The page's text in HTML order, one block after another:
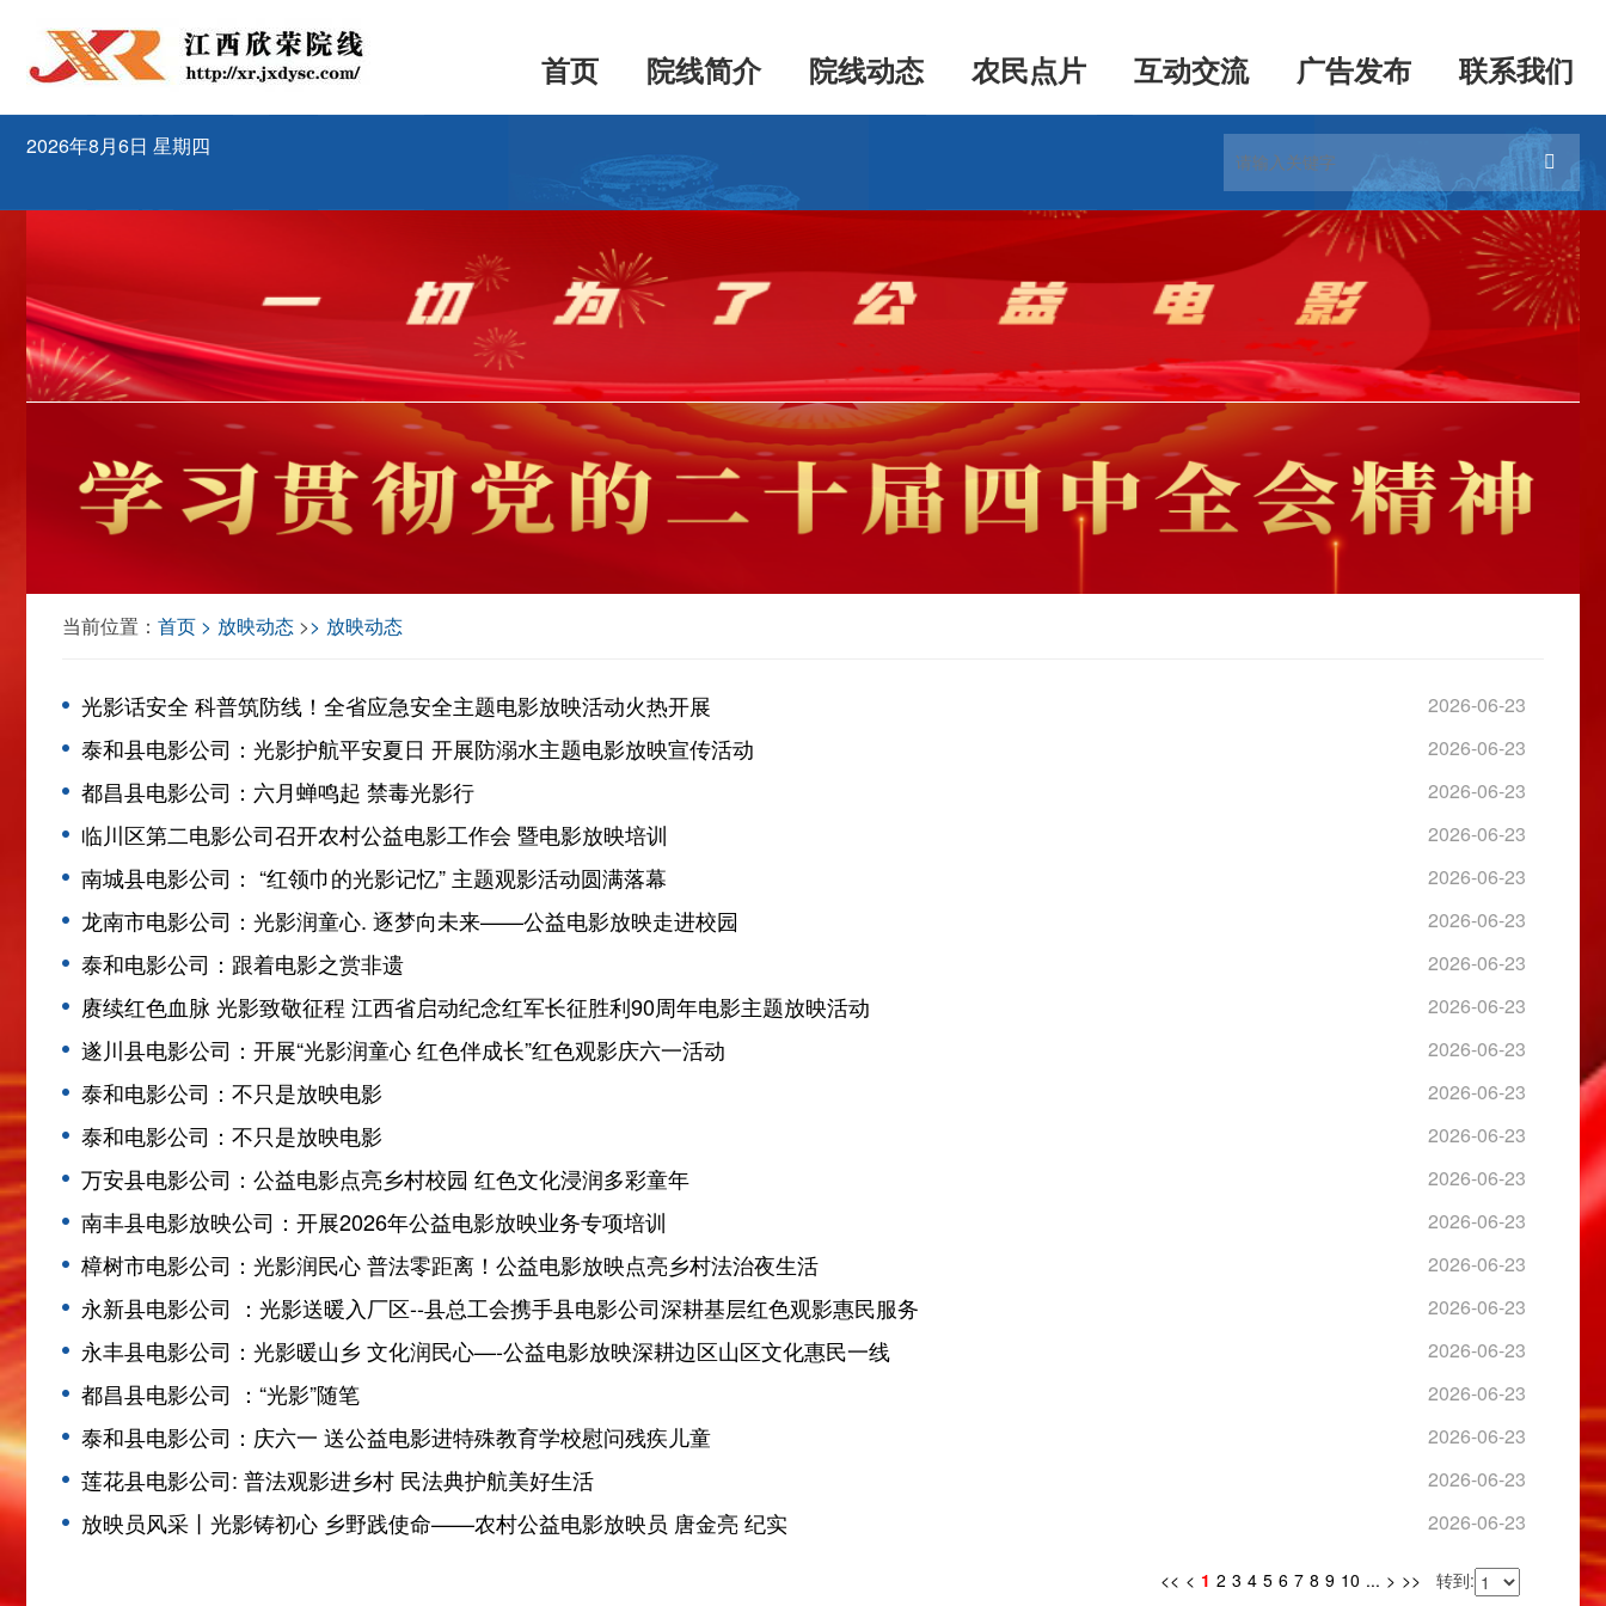
首页 院线简介 院线动态 农民点片 互动交流 广告发布 联系我们
2026年8月6日 星期四
当前位置： 首页 放映动态 > 放映动态
光影话安全 科普筑防线！全省应急安全主题电影放映活动火热开展 2026-06-23
泰和县电影公司：光影护航平安夏日 开展防溺水主题电影放映宣传活动 2026-06-23
都昌县电影公司：六月蝉鸣起 禁毒光影行 2026-06-23
临川区第二电影公司召开农村公益电影工作会 暨电影放映培训 2026-06-23
南城县电影公司： “红领巾的光影记忆” 主题观影活动圆满落幕 2026-06-23
龙南市电影公司：光影润童心. 逐梦向未来——公益电影放映走进校园 2026-06-23
泰和电影公司：跟着电影之赏非遗 2026-06-23
赓续红色血脉 光影致敬征程 江西省启动纪念红军长征胜利90周年电影主题放映活动 2026-06-23
遂川县电影公司：开展“光影润童心 红色伴成长”红色观影庆六一活动 2026-06-23
泰和电影公司：不只是放映电影 2026-06-23
泰和电影公司：不只是放映电影 2026-06-23
万安县电影公司：公益电影点亮乡村校园 红色文化浸润多彩童年 2026-06-23
南丰县电影放映公司：开展2026年公益电影放映业务专项培训 2026-06-23
樟树市电影公司：光影润民心 普法零距离！公益电影放映点亮乡村法治夜生活 2026-06-23
永新县电影公司 ：光影送暖入厂区--县总工会携手县电影公司深耕基层红色观影惠民服务 2026-06-23
永丰县电影公司：光影暖山乡 文化润民心—-公益电影放映深耕边区山区文化惠民一线 2026-06-23
都昌县电影公司 ：“光影”随笔 2026-06-23
泰和县电影公司：庆六一 送公益电影进特殊教育学校慰问残疾儿童 2026-06-23
莲花县电影公司: 普法观影进乡村 民法典护航美好生活 2026-06-23
放映员风采丨光影铸初心 乡野践使命——农村公益电影放映员 唐金亮 纪实 2026-06-23
<< < 1 2 3 4 5 6 7 8 9 10 ... > >> 转到: